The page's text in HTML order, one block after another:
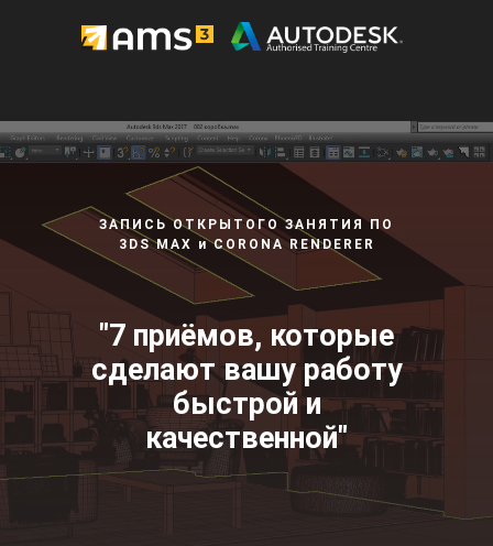
"7 приёмов, которые
сделают вашу работу
быстрой и
качественной"
ЗАПИСЬ ОТКРЫТОГО ЗАНЯТИЯ ПО
3DS MAX и CORONA RENDERER